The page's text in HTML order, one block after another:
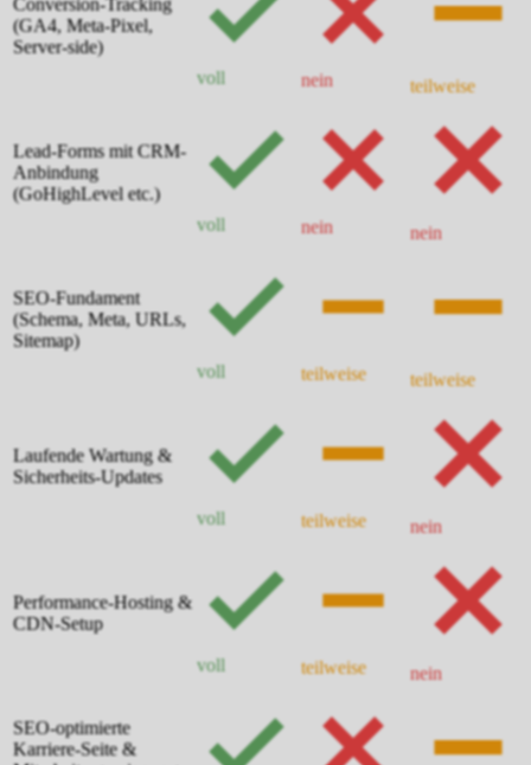
Conversion-Tracking
(GA4, Meta-Pixel,
Server-side)
voll
nein teilweise
Lead-Forms mit CRM-
Anbindung
(GoHighLevel etc.)
voll
nein nein
SEO-Fundament
(Schema, Meta, URLs,
Sitemap)
voll
teilweise teilweise
Laufende Wartung &
Sicherheits-Updates
voll teilweise nein
Performance-Hosting &
CDN-Setup
voll teilweise nein
SEO-optimierte
Karriere-Seite &